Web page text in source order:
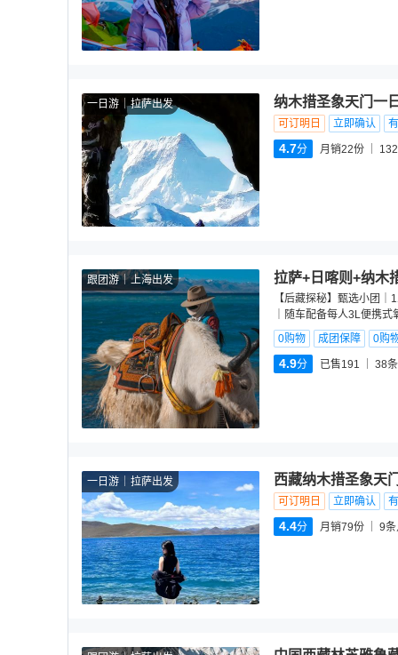
一日游 拉萨出发 纳木措圣象天门一
可订明日 立即确认
4.7分 月销22份 132
跟团游 上海出发 拉萨+日喀则+纳木
【后藏探秘】甄选小团
｜随车配备每人3L便携
0购物
成团保障 0购
4.9分 已售191 38
一日游 拉萨出发 西藏纳木措圣象天
可订明日 立即确认
4.4分 月销79份 9